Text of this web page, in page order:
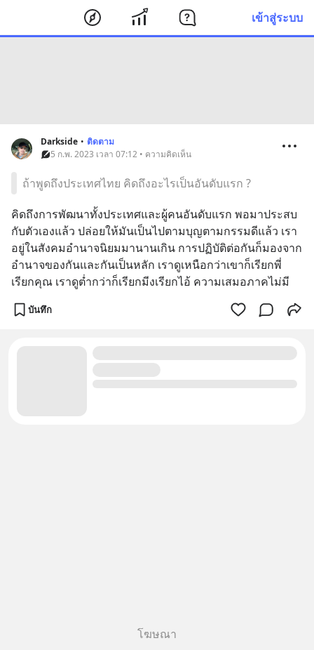
เข้าสู่ระบบ
Darkside • ติดตาม
5 ก.พ. 2023 เวลา 07:12 • ความคิดเห็น
ถ้าพูดถึงประเทศไทย คิดถึงอะไรเป็นอันดับแรก ?
คิดถึงการพัฒนาทั้งประเทศและผู้คนอันดับแรก พอมาประสบ
กับตัวเองแล้ว ปล่อยให้มันเป็นไปตามบุญตามกรรมดีแล้ว เรา
อยู่ในสังคมอำนาจนิยมมานานเกิน การปฏิบัติต่อกันก็มองจาก
อำนาจของกันและกันเป็นหลัก เราดูเหนือกว่าเขาก็เรียกพี่
เรียกคุณ เราดูต่ำกว่าก็เรียกมีงเรียกไอ้ ความเสมอภาคไม่มี
บันทึก
โฆษณา